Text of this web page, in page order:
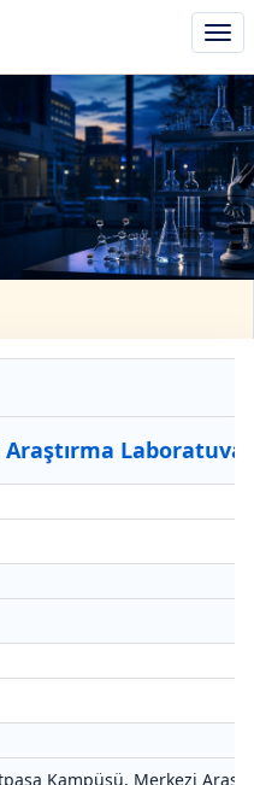
aç/
Kampüsü, Merkezi